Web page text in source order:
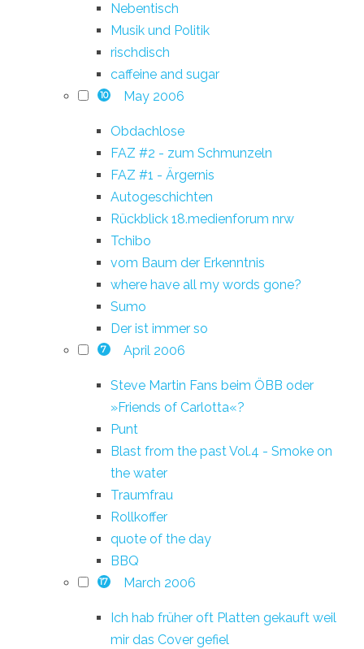
Nebentisch
Musik und Politik
rischdisch
caffeine and sugar
10 May 2006
Obdachlose
FAZ #2 - zum Schmunzeln
FAZ #1 - Ärgernis
Autogeschichten
Rückblick 18.medienforum nrw
Tchibo
vom Baum der Erkenntnis
where have all my words gone?
Sumo
Der ist immer so
7 April 2006
Steve Martin Fans beim ÖBB oder
»Friends of Carlotta«?
Punt
Blast from the past Vol.4 - Smoke on
the water
Traumfrau
Rollkoffer
quote of the day
BBQ
17 March 2006
Ich hab früher oft Platten gekauft weil
mir das Cover gefiel